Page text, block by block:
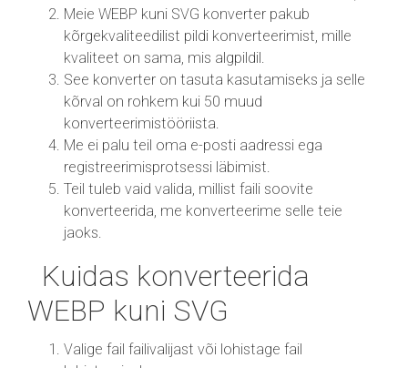
Meie WEBP kuni SVG konverter pakub
kõrgekvaliteedilist pildi konverteerimist, mille
kvaliteet on sama, mis algpildil.
See konverter on tasuta kasutamiseks ja selle
kõrval on rohkem kui 50 muud
konverteerimistööriista.
Me ei palu teil oma e-posti aadressi ega
registreerimisprotsessi läbimist.
Teil tuleb vaid valida, millist faili soovite
konverteerida, me konverteerime selle teie
jaoks.
Kuidas konverteerida
WEBP kuni SVG
Valige fail failivalijast või lohistage fail